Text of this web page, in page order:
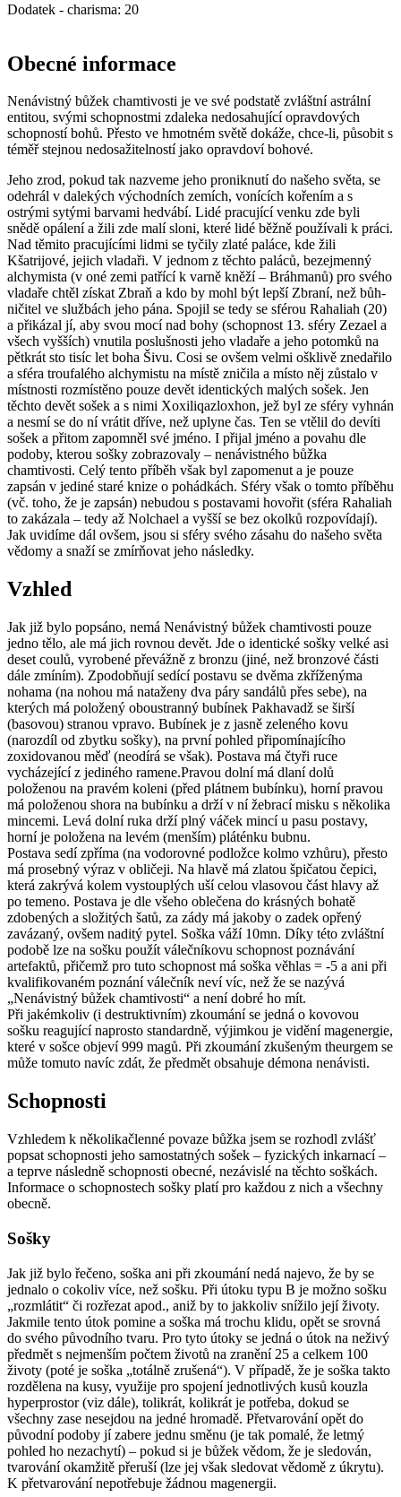
Dodatek - charisma: 20
Obecné informace
Nenávistný bůžek chamtivosti je ve své podstatě zvláštní astrální
entitou, svými schopnostmi zdaleka nedosahující opravdových
schopností bohů. Přesto ve hmotném světě dokáže, chce-li, působit s
téměř stejnou nedosažitelností jako opravdoví bohové.
Jeho zrod, pokud tak nazveme jeho proniknutí do našeho světa, se
odehrál v dalekých východních zemích, vonících kořením a s
ostrými sytými barvami hedvábí. Lidé pracující venku zde byli
snědě opálení a žili zde malí sloni, které lidé běžně používali k práci.
Nad těmito pracujícími lidmi se tyčily zlaté paláce, kde žili
Kšatrijové, jejich vladaři. V jednom z těchto paláců, bezejmenný
alchymista (v oné zemi patřící k varně kněží – Bráhmanů) pro svého
vladaře chtěl získat Zbraň a kdo by mohl být lepší Zbraní, než bůh-
ničitel ve službách jeho pána. Spojil se tedy se sférou Rahaliah (20)
a přikázal jí, aby svou mocí nad bohy (schopnost 13. sféry Zezael a
všech vyšších) vnutila poslušnosti jeho vladaře a jeho potomků na
pětkrát sto tisíc let boha Šivu. Cosi se ovšem velmi ošklivě znedařilo
a sféra troufalého alchymistu na místě zničila a místo něj zůstalo v
místnosti rozmístěno pouze devět identických malých sošek. Jen
těchto devět sošek a s nimi Xoxiliqazloxhon, jež byl ze sféry vyhnán
a nesmí se do ní vrátit dříve, než uplyne čas. Ten se vtělil do devíti
sošek a přitom zapomněl své jméno. I přijal jméno a povahu dle
podoby, kterou sošky zobrazovaly – nenávistného bůžka
chamtivosti. Celý tento příběh však byl zapomenut a je pouze
zapsán v jediné staré knize o pohádkách. Sféry však o tomto příběhu
(vč. toho, že je zapsán) nebudou s postavami hovořit (sféra Rahaliah
to zakázala – tedy až Nolchael a vyšší se bez okolků rozpovídají).
Jak uvidíme dál ovšem, jsou si sféry svého zásahu do našeho světa
vědomy a snaží se zmírňovat jeho následky.
Vzhled
Jak již bylo popsáno, nemá Nenávistný bůžek chamtivosti pouze
jedno tělo, ale má jich rovnou devět. Jde o identické sošky velké asi
deset coulů, vyrobené převážně z bronzu (jiné, než bronzové části
dále zmíním). Zpodobňují sedící postavu se dvěma zkříženýma
nohama (na nohou má nataženy dva páry sandálů přes sebe), na
kterých má položený oboustranný bubínek Pakhavadž se širší
(basovou) stranou vpravo. Bubínek je z jasně zeleného kovu
(narozdíl od zbytku sošky), na první pohled připomínajícího
zoxidovanou měď (neodírá se však). Postava má čtyři ruce
vycházející z jediného ramene.Pravou dolní má dlaní dolů
položenou na pravém koleni (před plátnem bubínku), horní pravou
má položenou shora na bubínku a drží v ní žebrací misku s několika
mincemi. Levá dolní ruka drží plný váček mincí u pasu postavy,
horní je položena na levém (menším) pláténku bubnu.
Postava sedí zpříma (na vodorovné podložce kolmo vzhůru), přesto
má prosebný výraz v obličeji. Na hlavě má zlatou špičatou čepici,
která zakrývá kolem vystouplých uší celou vlasovou část hlavy až
po temeno. Postava je dle všeho oblečena do krásných bohatě
zdobených a složitých šatů, za zády má jakoby o zadek opřený
zavázaný, ovšem naditý pytel. Soška váží 10mn. Díky této zvláštní
podobě lze na sošku použít válečníkovu schopnost poznávání
artefaktů, přičemž pro tuto schopnost má soška věhlas = -5 a ani při
kvalifikovaném poznání válečník neví víc, než že se nazývá
„Nenávistný bůžek chamtivosti“ a není dobré ho mít.
Při jakémkoliv (i destruktivním) zkoumání se jedná o kovovou
sošku reagující naprosto standardně, výjimkou je vidění magenergie,
které v sošce objeví 999 magů. Při zkoumání zkušeným theurgem se
může tomuto navíc zdát, že předmět obsahuje démona nenávisti.
Schopnosti
Vzhledem k několikačlenné povaze bůžka jsem se rozhodl zvlášť
popsat schopnosti jeho samostatných sošek – fyzických inkarnací –
a teprve následně schopnosti obecné, nezávislé na těchto soškách.
Informace o schopnostech sošky platí pro každou z nich a všechny
obecně.
Sošky
Jak již bylo řečeno, soška ani při zkoumání nedá najevo, že by se
jednalo o cokoliv více, než sošku. Při útoku typu B je možno sošku
„rozmlátit“ či rozřezat apod., aniž by to jakkoliv snížilo její životy.
Jakmile tento útok pomine a soška má trochu klidu, opět se srovná
do svého původního tvaru. Pro tyto útoky se jedná o útok na neživý
předmět s nejmenším počtem životů na zranění 25 a celkem 100
životy (poté je soška „totálně zrušená“). V případě, že je soška takto
rozdělena na kusy, využije pro spojení jednotlivých kusů kouzla
hyperprostor (viz dále), tolikrát, kolikrát je potřeba, dokud se
všechny zase nesejdou na jedné hromadě. Přetvarování opět do
původní podoby jí zabere jednu směnu (je tak pomalé, že letmý
pohled ho nezachytí) – pokud si je bůžek vědom, že je sledován,
tvarování okamžitě přeruší (lze jej však sledovat vědomě z úkrytu).
K přetvarování nepotřebuje žádnou magenergii.